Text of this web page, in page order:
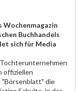
Wochenmagazin
Buchhandels
sich für Media
offiziellen
"Börsenblatt" die